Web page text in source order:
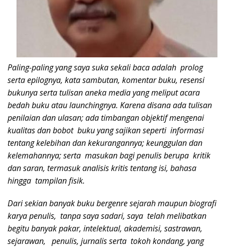
Paling-paling yang saya suka sekali baca adalah prolog
serta epilognya, kata sambutan, komentar buku, resensi
bukunya serta tulisan aneka media yang meliput acara
bedah buku atau launchingnya. Karena disana ada tulisan
penilaian dan ulasan; ada timbanganobjektif mengenai
kualitas dan bobot bukuyang sajikan seperti informasi
tentang kelebihan dan kekurangannya; keunggulan dan
kelemahannya; serta masukan bagi penulis berupa kritik
dan saran, termasuk analisis kritis tentang isi, bahasa
hingga tampilan fisik.
Dari sekian banyak buku bergenre sejarah maupun biografi
karya penulis, tanpa saya sadari, saya telah melibatkan
begitu banyak pakar, intelektual, akademisi, sastrawan,
sejarawan, penulis, jurnalis serta tokoh kondang, yang